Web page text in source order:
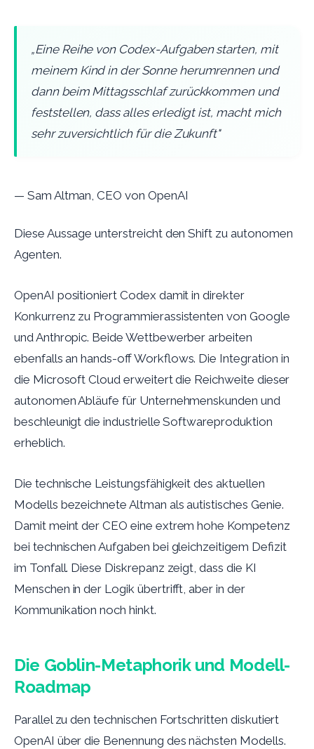
„Eine Reihe von Codex-Aufgaben starten, mit
meinem Kind in der Sonne herumrennen und
dann beim Mittagsschlaf zurückkommen und
feststellen, dass alles erledigt ist, macht mich
sehr zuversichtlich für die Zukunft"
— Sam Altman, CEO von OpenAI
Diese Aussage unterstreicht den Shift zu autonomen
Agenten.
OpenAI positioniert Codex damit in direkter
Konkurrenz zu Programmierassistenten von Google
und Anthropic. Beide Wettbewerber arbeiten
ebenfalls an hands-off Workflows. Die Integration in
die Microsoft Cloud erweitert die Reichweite dieser
autonomen Abläufe für Unternehmenskunden und
beschleunigt die industrielle Softwareproduktion
erheblich.
Die technische Leistungsfähigkeit des aktuellen
Modells bezeichnete Altman als autistisches Genie.
Damit meint der CEO eine extrem hohe Kompetenz
bei technischen Aufgaben bei gleichzeitigem Defizit
im Tonfall. Diese Diskrepanz zeigt, dass die KI
Menschen in der Logik übertrifft, aber in der
Kommunikation noch hinkt.
Die Goblin-Metaphorik und Modell-
Roadmap
Parallel zu den technischen Fortschritten diskutiert
OpenAI über die Benennung des nächsten Modells.